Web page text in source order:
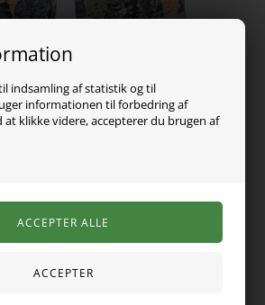
indsamling af statistik og til
informationen til forbedring af
at klikke videre, accepterer du brugen af